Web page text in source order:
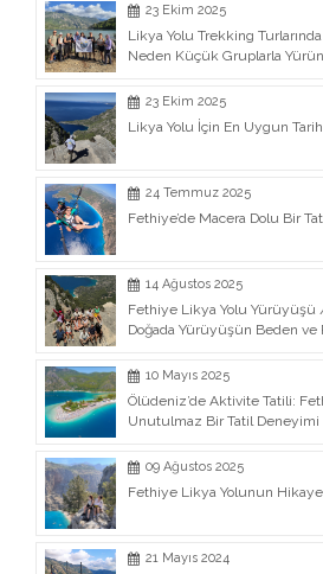
23 Ekim 2025
Likya Yolu Trekking
Neden Küçük Gruplarla
23 Ekim 2025
Likya Yolu İçin En Uygun
24 Temmuz 2025
Fethiye’de Macera Dolu Bir
14 Ağustos 2025
Fethiye Likya Yolu Yürüyüşü
Doğada Yürüyüşün Beden ve
10 Mayıs 2025
Ölüdeniz’de Aktivite Tatili:
Unutulmaz Bir Tatil Deneyimi
09 Ağustos 2025
Fethiye Likya Yolunun
21 Mayıs 2024